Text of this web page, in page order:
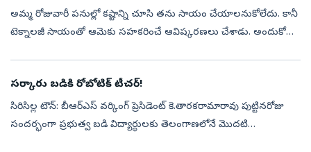
అమ్మ రోజువారీ పనుల్లో కష్టాన్ని చూసి తను సాయం చేయాలనుకోలేదు. కానీ
టెక్నాలజీ సాయంతో ఆమెకు సహకరించే ఆవిష్కరణలు చేశాడు. అందుకోసం
సర్కారు బడికి రోబోటిక్‌ టీచర్‌!
సిరిసిల్ల టౌన్‌: బీఆర్‌ఎస్‌ వర్కింగ్‌ ప్రెసిడెంట్‌ కె.తారకరామారావు పుట్టినరోజు
సందర్భంగా ప్రభుత్వ బడి విద్యార్థులకు తెలంగాణలోనే మొదటి